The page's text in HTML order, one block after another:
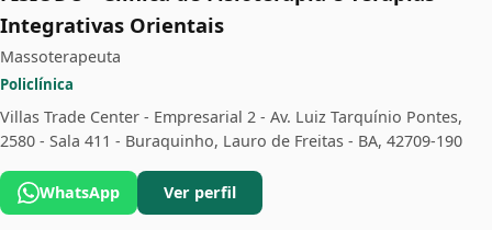
Integrativas Orientais
Massoterapeuta
Policlínica
Villas Trade Center - Empresarial 2 - Av. Luiz Tarquínio Pontes,
2580 - Sala 411 - Buraquinho, Lauro de Freitas - BA, 42709-190
WhatsApp Ver perfil